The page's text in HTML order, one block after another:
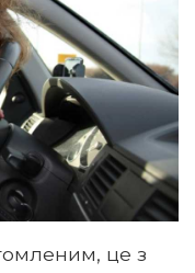
це з